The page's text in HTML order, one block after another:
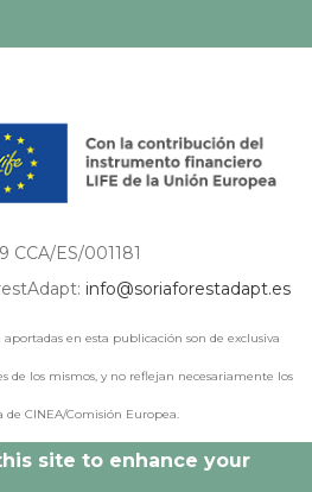
CCA/ES/001181
info@soriaforestadapt.es
en esta publicación son de exclusiva
de los mismos, y no reflejan necesariamente los
de CINEA/Comisión Europea.
site to enhance your